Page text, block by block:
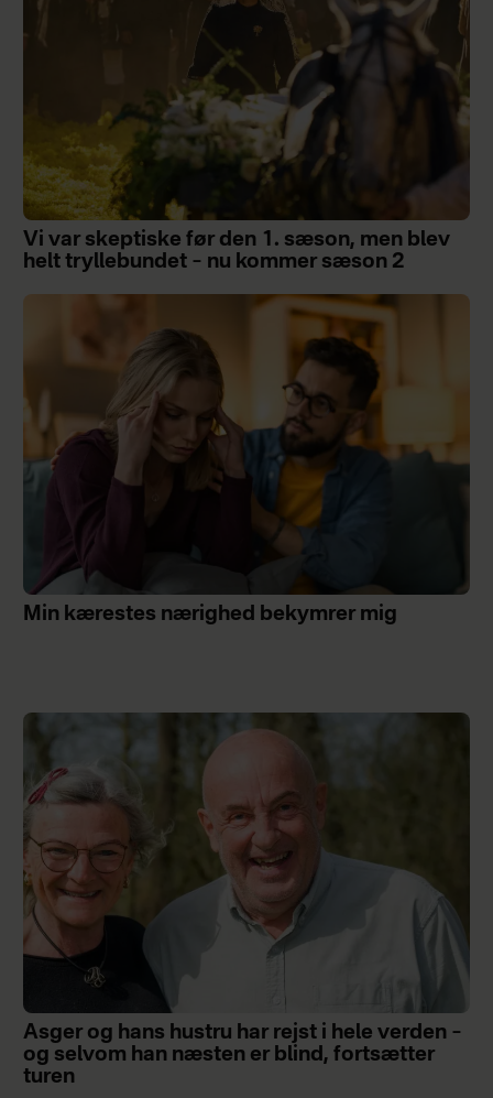
Vi var skeptiske før den 1. sæson, men blev
helt tryllebundet – nu kommer sæson 2
Min kærestes nærighed bekymrer mig
Asger og hans hustru har rejst i hele verden –
og selvom han næsten er blind, fortsætter
turen